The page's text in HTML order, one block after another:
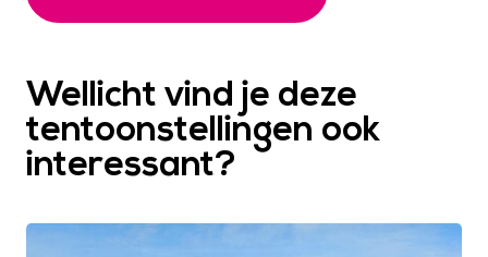
Wellicht vind je deze
tentoonstellingen ook
interessant?